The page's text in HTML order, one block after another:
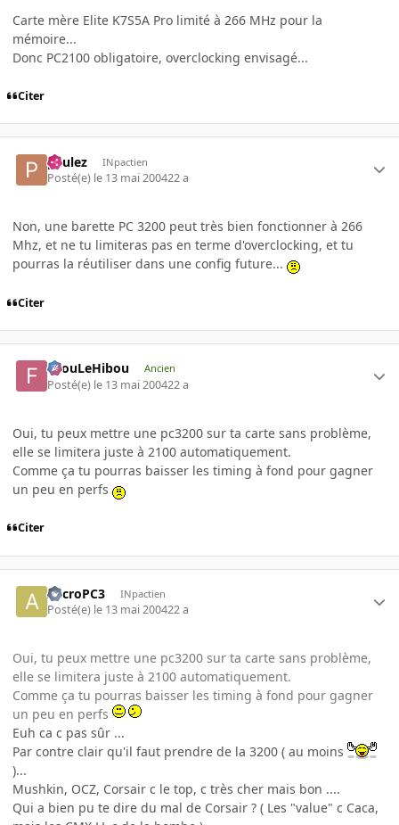
Carte mère Elite K7S5A Pro limité à 266 MHz pour la
mémoire...
Donc PC2100 obligatoire, overclocking envisagé...
Citer
paulez INpactien
Posté(e) le 13 mai 200422 a
Non, une barette PC 3200 peut très bien fonctionner à 266
Mhz, et ne tu limiteras pas en terme d'overclocking, et tu
pourras la réutiliser dans une config future...
Citer
FilouLeHibou Ancien
Posté(e) le 13 mai 200422 a
Oui, tu peux mettre une pc3200 sur ta carte sans problème,
elle se limitera juste à 2100 automatiquement.
Comme ça tu pourras baisser les timing à fond pour gagner
un peu en perfs
Citer
AccroPC3 INpactien
Posté(e) le 13 mai 200422 a
Oui, tu peux mettre une pc3200 sur ta carte sans problème,
elle se limitera juste à 2100 automatiquement.
Comme ça tu pourras baisser les timing à fond pour gagner
un peu en perfs
Euh ca c pas sûr ...
Par contre clair qu'il faut prendre de la 3200 ( au moins
)...
Mushkin, OCZ, Corsair c le top, c très cher mais bon ....
Qui a bien pu te dire du mal de Corsair ? ( Les "value" c Caca,